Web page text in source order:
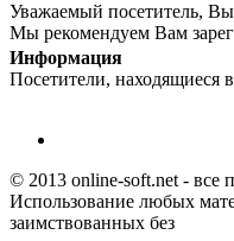
Уважаемый посетитель, Вы
Мы рекомендуем Вам
Информация
Посетители, находящиеся
© 2013 online-soft.net - все
Использование любых
заимствованных без